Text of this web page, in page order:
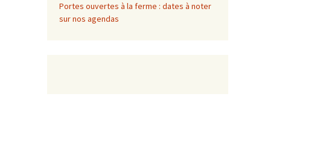
Portes ouvertes à la ferme : dates à noter
sur nos agendas